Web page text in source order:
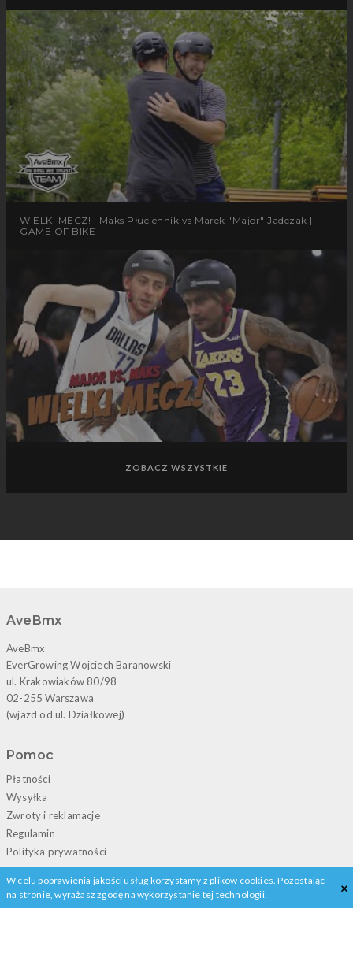
W celu poprawienia jakości usług korzystamy z plików cookies. Pozostając
na stronie, wyrażasz zgodę na wykorzystanie tej technologii.
×
WIELKI MECZ! | Maks Płuciennik vs Marek "Major" Jadczak |
GAME OF BIKE
ZOBACZ WSZYSTKIE
AveBmx
AveBmx
EverGrowing Wojciech Baranowski
ul. Krakowiaków 80/98
02-255 Warszawa
(wjazd od ul. Działkowej)
Pomoc
Płatności
Wysyłka
Zwroty i reklamacje
Regulamin
Polityka prywatności
Kontakt